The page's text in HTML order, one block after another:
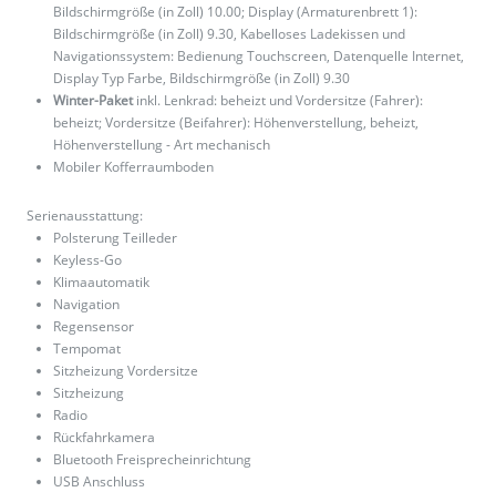
Bildschirmgröße (in Zoll) 10.00; Display (Armaturenbrett 1):
Bildschirmgröße (in Zoll) 9.30, Kabelloses Ladekissen und
Navigationssystem: Bedienung Touchscreen, Datenquelle Internet,
Display Typ Farbe, Bildschirmgröße (in Zoll) 9.30
Winter-Paketinkl. Lenkrad: beheizt und Vordersitze (Fahrer):
beheizt; Vordersitze (Beifahrer): Höhenverstellung, beheizt,
Höhenverstellung - Art mechanisch
Mobiler Kofferraumboden
Serienausstattung:
Polsterung Teilleder
Keyless-Go
Klimaautomatik
Navigation
Regensensor
Tempomat
Sitzheizung Vordersitze
Sitzheizung
Radio
Rückfahrkamera
Bluetooth Freisprecheinrichtung
USB Anschluss